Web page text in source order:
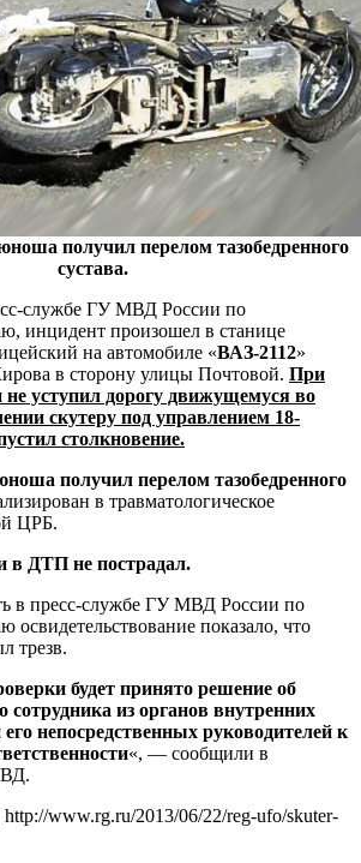
получил перелом тазобедренного
сустава.
службе ГУ МВД России по
инцидент произошел в станице
на автомобиле «ВАЗ-2112»
в сторону улицы Почтовой. При
не уступил дорогу движущемуся во
скутеру под управлением 18-
столкновение.
получил перелом тазобедренного
в травматологическое
ЦРБ.
в ДТП не пострадал.
в пресс-службе ГУ МВД России по
освидетельствование показало, что
трезв.
будет принято решение об
сотрудника из органов внутренних
непосредственных руководителей к
«, — сообщили в
http://www.rg.ru/2013/06/22/reg-ufo/skuter-